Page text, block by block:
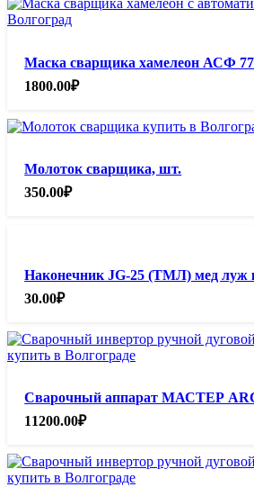
Маска сварщика хамелеон АСФ
1800.00₽
Молоток сварщика, шт.
350.00₽
Наконечник JG-25 (ТМЛ) мед луж
30.00₽
Сварочный аппарат МАСТЕР
11200.00₽